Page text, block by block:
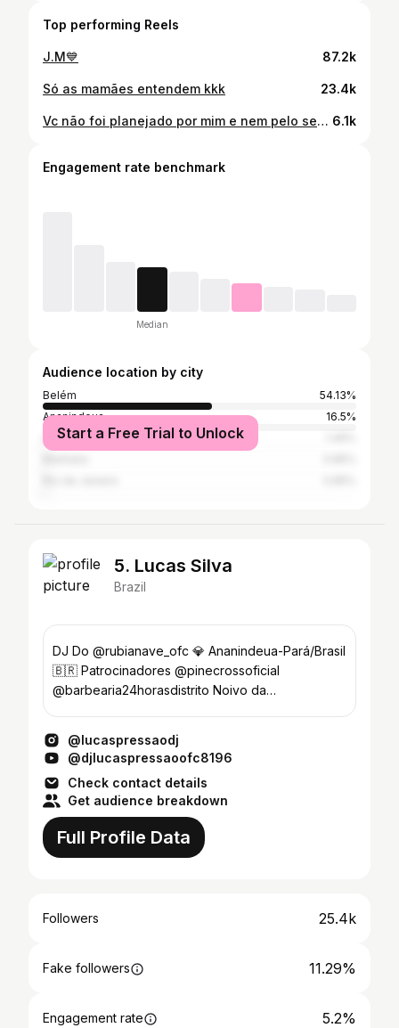
Top performing Reels
J.M💙 87.2k
Só as mamães entendem kkk 23.4k
Vc não foi planejado por mim e nem pelo seu papai, porém foi planejado pelo maior, por Deus! Vc é tudo pra gente, e não sabe o quanto já é amado aqui fora, só Deus sabe meu amor o quanto eu lutei por vc, lutei pra eu não desistir, é muita das vezes sentia sua mãozinha me acalmando, obg meu filho! Desde o meu ventre vc já está sendo usado por Deus para ser um homem de caráter, eu serei sempre grata meu amor por vc não deixar sua mamãe desistir, mamãe sempre vai estar aqui tá? Seu papai mesmo sendo doidinho, te ama imensamente e tá doido pra te treinar kkkkk @p.reis_dc_jj vem logo que estamos a sua espera meu príncipe Paulo Arthur 🩵🔐! 6.1k
Engagement rate benchmark
Median
Audience location by city
Belém
54.13%
Ananindeua
16.5%
São Paulo
Start a Free Trial to Unlock
5. Lucas Silva
Brazil
DJ Do @rubianave_ofc 💎 Ananindeua-Pará/Brasil
🇧🇷 Patrocinadores @pinecrossoficial
@barbearia24horasdistrito Noivo da
@lucaspressaodj
@djlucaspressaoofc8196
Check contact details
Get audience breakdown
Full Profile Data
Followers 25.4k
Fake followers 11.29%
Engagement rate 5.2%